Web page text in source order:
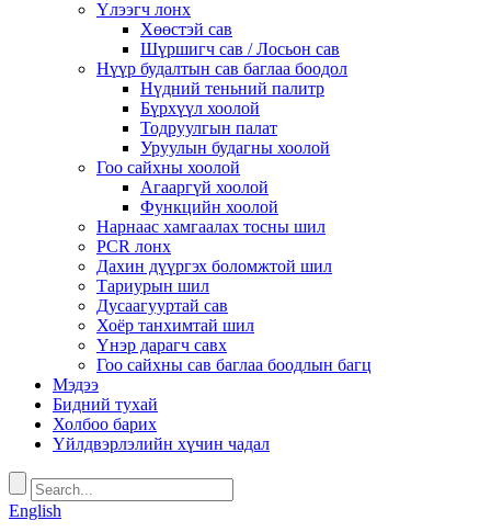
Үлээгч лонх
Хөөстэй сав
Шүршигч сав / Лосьон сав
Нүүр будалтын сав баглаа боодол
Нүдний теньний палитр
Бүрхүүл хоолой
Тодруулгын палат
Уруулын будагны хоолой
Гоо сайхны хоолой
Агааргүй хоолой
Функцийн хоолой
Нарнаас хамгаалах тосны шил
PCR лонх
Дахин дүүргэх боломжтой шил
Тариурын шил
Дусаагууртай сав
Хоёр танхимтай шил
Үнэр дарагч савх
Гоо сайхны сав баглаа боодлын багц
Мэдээ
Бидний тухай
Холбоо барих
Үйлдвэрлэлийн хүчин чадал
English